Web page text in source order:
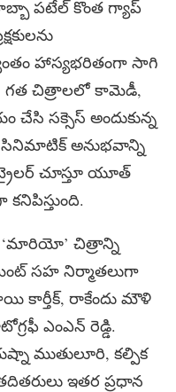
పటేల్ కొంత గ్యాప్
హాస్యభరితంగా సాగి
చిత్రాలలో కామెడీ,
సక్సెస్ అందుకున్న
సినిమాటిక్ అనుభవాన్ని
చూస్తూ యూత్
‘మారియో’ చిత్రాన్ని
సహ నిర్మాతలుగా
కార్తీక్, రాకేందు మౌళి
ఎంఎన్ రెడ్డి.
ముతులూరి, కల్పిక
ఇతర ప్రధాన